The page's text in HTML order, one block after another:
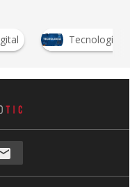
Tecnología